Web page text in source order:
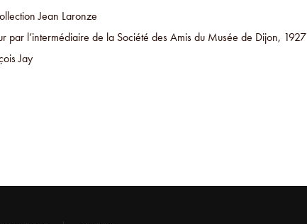
Jean Laronze
par l’intermédiaire de la Société des Amis du Musée de Dijon, 1927
Jay